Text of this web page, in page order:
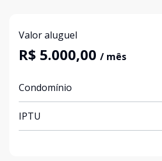
Valor aluguel
R$ 5.000,00 / mês
Condomínio
IPTU